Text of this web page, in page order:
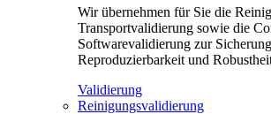
Wir übernehmen für Sie die
Transportvalidierung sowie die
Softwarevalidierung zur
Reproduzierbarkeit und
Validierung
Reinigungsvalidierung